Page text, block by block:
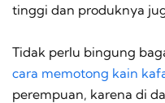
tinggi dan produknya
Tidak perlu bingung
cara memotong kain
perempuan, karena di